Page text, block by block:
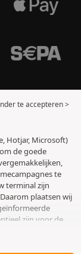
te accepteren >
Hotjar, Microsoft)
de goede
te
terminal zijn
plaatsen wij
zijn voor de
pagina over